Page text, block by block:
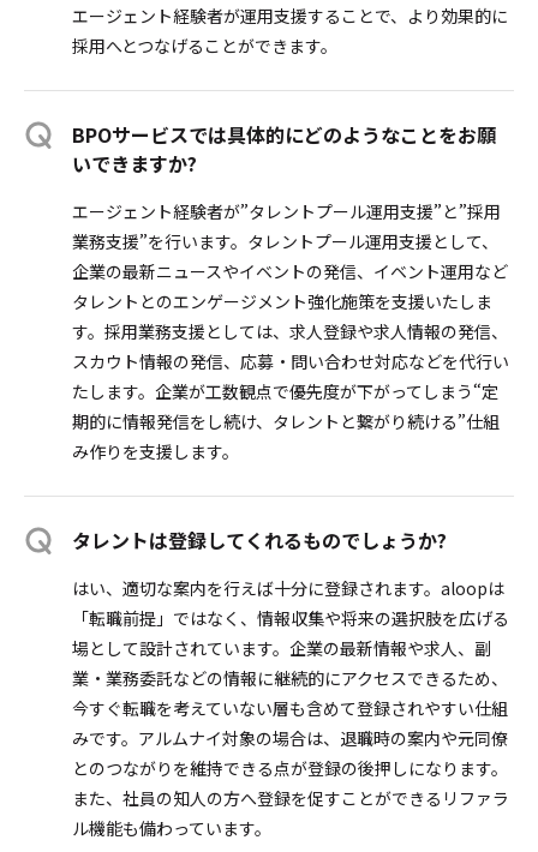
エージェント経験者が運用支援することで、より効果的に
採用へとつなげることができます。
BPOサービスでは具体的にどのようなことをお願
いできますか?
エージェント経験者が”タレントプール運用支援”と”採用
業務支援”を行います。タレントプール運用支援として、
企業の最新ニュースやイベントの発信、イベント運用など
タレントとのエンゲージメント強化施策を支援いたしま
す。採用業務支援としては、求人登録や求人情報の発信、
スカウト情報の発信、応募・問い合わせ対応などを代行い
たします。企業が工数観点で優先度が下がってしまう“定
期的に情報発信をし続け、タレントと繋がり続ける”仕組
み作りを支援します。
タレントは登録してくれるものでしょうか?
はい、適切な案内を行えば十分に登録されます。aloopは
「転職前提」ではなく、情報収集や将来の選択肢を広げる
場として設計されています。企業の最新情報や求人、副
業・業務委託などの情報に継続的にアクセスできるため、
今すぐ転職を考えていない層も含めて登録されやすい仕組
みです。アルムナイ対象の場合は、退職時の案内や元同僚
とのつながりを維持できる点が登録の後押しになります。
また、社員の知人の方へ登録を促すことができるリファラ
ル機能も備わっています。